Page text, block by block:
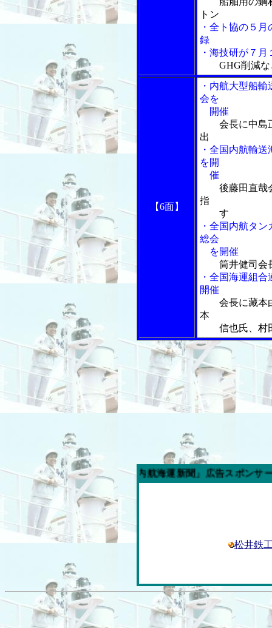
トン
・全ト協の５
録
・海技研が７
GHG削減
【6面】
・内航大型船
会を
開催
会長に中島
出
・全国内航輸
を開
催
後藤田直哉
指
す
・全国内航タ
総会
を開催
筒井健司会
・全国海運組
開催
会長に藏本
本
信也氏、村
今週の「内航海運新聞」広告スポンサー企業
松井鉄